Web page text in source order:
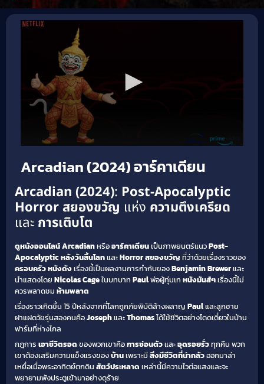
Arcadian (2024) อาร์คาเดียน
Arcadian (2024): Post-Apocalyptic
Horror สยองขวัญ แห่ง ความตึงเครียด
และ การเติบโต
ดูหนังออนไลน์Arcadianหรืออาร์คาเดียนเป็นภาพยนตร์แนวPost-
Apocalypticหลังวันสิ้นโลกและHorror สยองขวัญ ที่ว่าด้วยเรื่องราวของ
ครอบครัวหนังดังเรื่องนี้เป็นผลงานการกำกับของBenjamin Brewerและ
นำแสดงโดย Nicolas Cageในบทบาท Paulพ่อผู้ทุ่มเท หนังมันส์ๆเรื่องนี้ไม่
ควรพลาดชม ห้ามพลาด
เรื่องราวเกิดขึ้น 15 ปีหลังจากที่โลกถูกภัยพิบัติล้างผลาญ Paulและลูกชาย
ฝาแฝดวัยรุ่นสองคนคือJosephและThomasได้ใช้ชีวิตอย่างโดดเดี่ยวในบ้าน
ฟาร์มที่ห่างไกล
กฎการ เอาชีวิตรอด ของพวกเขาคือการซ่อนตัวและอุดรอยรั่วทุกคืน พวก
เขาต้องเสริมความแข็งแรงของบ้านเพราะมีสิ่งมีชีวิตที่น่ากลัวออกมาล่า
เหยื่อเมื่อพระอาทิตย์ตกดิน สัตว์ประหลาด เหล่านี้มีความไวต่อแสงและจะ
พยายามพังประตูเข้ามาอย่างดุร้าย